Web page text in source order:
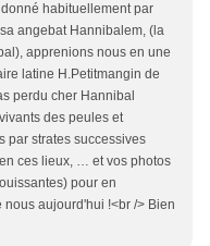
habituellement par
angebat Hannibalem, (la
apprenions nous en une
latine H.Petitmangin de
perdu cher Hannibal
des peules et
par strates successives
ces lieux, … et vos photos
pour en
aujourd'hui !<br /> Bien